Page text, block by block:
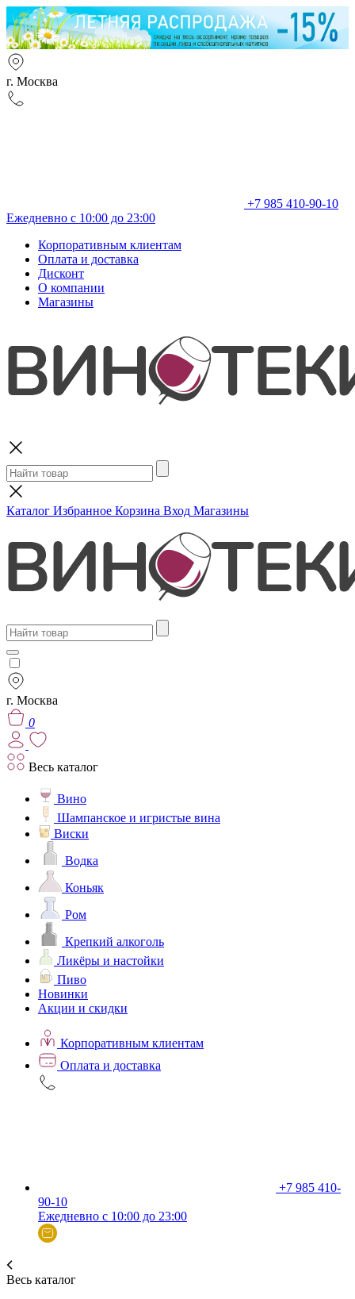
г. Москва
+7 985 410-90-10
Ежедневно с 10:00 до 23:00
Корпоративным клиентам
Оплата и доставка
Дисконт
О компании
Магазины
Каталог Избранное Корзина Вход Магазины
г. Москва
0
Весь каталог
Вино
Шампанское и игристые вина
Виски
Водка
Коньяк
Ром
Крепкий алкоголь
Ликёры и настойки
Пиво
Новинки
Акции и скидки
Корпоративным клиентам
Оплата и доставка
+7 985 410-
90-10
Ежедневно с 10:00 до 23:00
Весь каталог